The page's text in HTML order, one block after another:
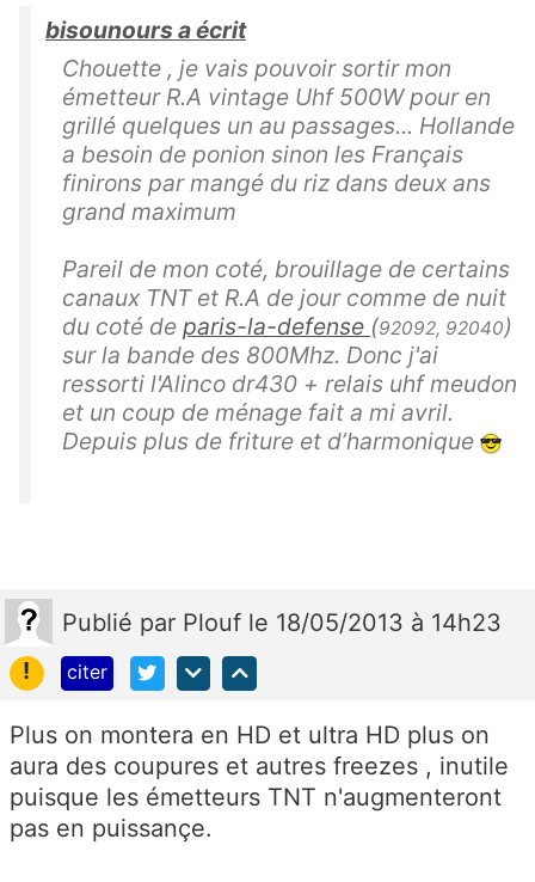
bisounours a écrit
Chouette , je vais pouvoir sortir mon
émetteur R.A vintage Uhf 500W pour en
grillé quelques un au passages... Hollande
a besoin de ponion sinon les Français
finirons par mangé du riz dans deux ans
grand maximum
Pareil de mon coté, brouillage de certains
canaux TNT et R.A de jour comme de nuit
du coté de paris-la-defense (92092, 92040)
sur la bande des 800Mhz. Donc j'ai
ressorti l'Alinco dr430 + relais uhf meudon
et un coup de ménage fait a mi avril.
Depuis plus de friture et d’harmonique
Publié par Plouf le 18/05/2013 à 14h23
!
citer
Plus on montera en HD et ultra HD plus on
aura des coupures et autres freezes , inutile
puisque les émetteurs TNT n'augmenteront
pas en puissançe.